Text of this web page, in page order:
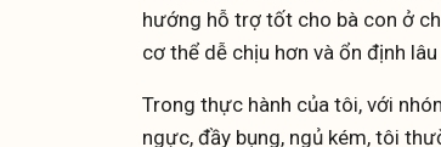
hướng hỗ trợ tốt cho bà con ở
cơ thể dễ chịu hơn và ổn định
Trong thực hành của tôi, với
ngực, đầy bụng, ngủ kém, tôi